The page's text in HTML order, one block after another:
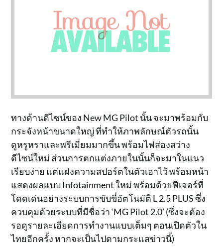
ทางด้านดีไซน์ของ New MG Pilot นั้น จะมาพร้อมกับ
กระจังหน้าขนาดใหญ่ ที่ทำให้ภาพลักษณ์ตัวรถนั้น
ดูหรูหราและพรีเมี่ยมมากขึ้น พร้อมไฟส่องสว่าง
ดีไซน์ใหม่ ส่วนการตกแต่งภายในนั้นก็จะมาในแนว
เรียบง่าย แต่แฝงความสปอร์ตในตัวเอาไว้ พร้อมหน้า
แสดงผลแบบ Infotainment ใหม่ พร้อมด้วยฟีเจอร์ที่
โดดเด่นอย่างระบบการขับขี่อัตโนมัติ L 2.5 PLUS ซึ่ง
ควบคุมด้วยระบบที่มีชื่อว่า ‘MG Pilot 2.0’ (ซึ่งจะต้อง
รอดูรายละเอียดการทำงานแบบเต็มๆ ตอนเปิดตัวใน
ไทยอีกครั้ง หากจะเป็นไปตามกระแสข่าวนี้)